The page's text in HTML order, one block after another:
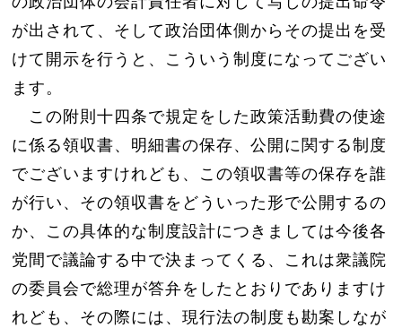
が出されて、そして政治団体側からその提出を受
けて開示を行うと、こういう制度になってござい
ます。
この附則十四条で規定をした政策活動費の使途
に係る領収書、明細書の保存、公開に関する制度
でございますけれども、この領収書等の保存を誰
が行い、その領収書をどういった形で公開するの
か、この具体的な制度設計につきましては今後各
党間で議論する中で決まってくる、これは衆議院
の委員会で総理が答弁をしたとおりでありますけ
れども、その際には、現行法の制度も勘案しなが